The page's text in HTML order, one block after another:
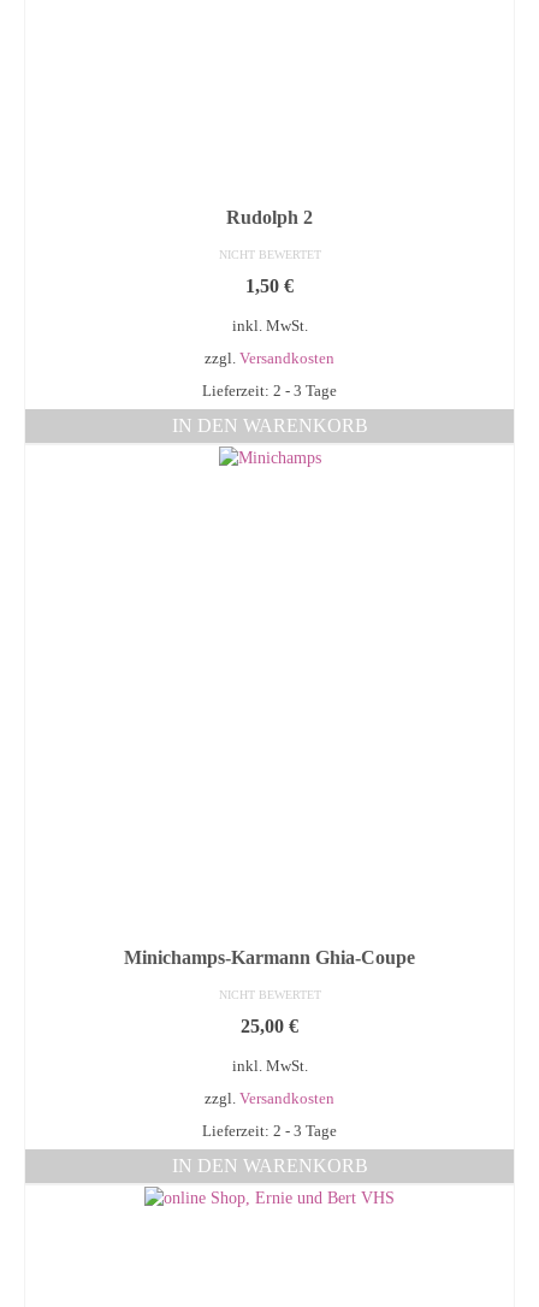
Rudolph 2
NICHT BEWERTET
1,50 €
inkl. MwSt.
zzgl. Versandkosten
Lieferzeit: 2 - 3 Tage
IN DEN WARENKORB
Minichamps-Karmann Ghia-Coupe
NICHT BEWERTET
25,00 €
inkl. MwSt.
zzgl. Versandkosten
Lieferzeit: 2 - 3 Tage
IN DEN WARENKORB